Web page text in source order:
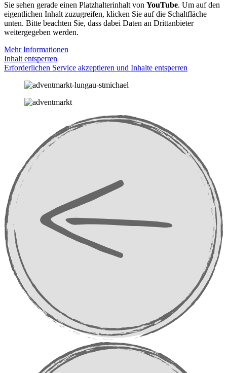
Sie sehen gerade einen Platzhalterinhalt von YouTube. Um auf den
eigentlichen Inhalt zuzugreifen, klicken Sie auf die Schaltfläche
unten. Bitte beachten Sie, dass dabei Daten an Drittanbieter
weitergegeben werden.
Mehr Informationen
Inhalt entsperren
Erforderlichen Service akzeptieren und Inhalte entsperren